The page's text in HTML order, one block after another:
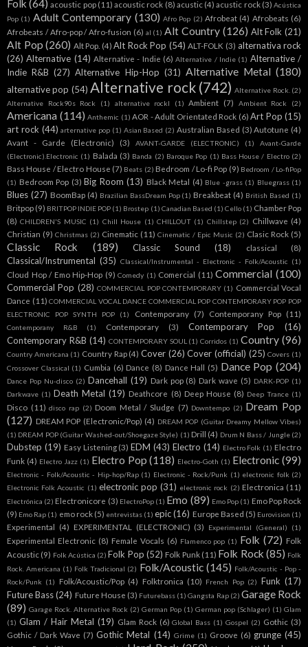
Folk (64) acoustic pop (11) acoustic rock (8) acustic (4) acustic rock (3) Acústica
Pop (1) Adult Contemporary (130) Afro Pop (2) Afrobeat (4) Afrobeats (6)
Afrobeats / Afro-pop / Afro-fusion (6) al (1) Alt Country (126) Alt Folk (21)
Alt Pop (260) Alt Pop. (4) Alt Rock Pop (54) ALT-FOLK (3) alternativa rock
(26) Alternative (14) Alternative - Indie (6) Alternative / Indie (1) Alternative /
Indie R&B (27) Alternative Hip-Hop (31) Alternative Metal (180)
alternative pop (54) Alternative rock (742) Alternative Rock. (2)
Alternative Rock90s Rock
(1) alternative rockl (1) Ambient (7) Ambient Rock (2)
Americana (114) Anthemic (1) AOR - Adult Orientated Rock (6) Art Pop (15)
art rock (44) arternative pop (1) Asian Based (2) Australian Based (3) Autotune (4)
Avant - Garde (Electronic)
(3) AVANT-GARDE (ELECTRONIC) (1)
Avant-Garde
(Electronic).Electronic (1) Balada (3) Banda (2) Baroque Pop (1) Bass House / Electro (2)
Bass House / Electro House (7) Beats (2) Bedroom / Lo-fi Pop (9) Bedroom / Lo-fiPop
(1) Bedroom Pop (3) Big Room (13) Black Metal (4) Blue -grass (1) Bluegrass (1)
Blues (27) BoomBap (4) Brazilian BassDream Pop (1) Breakbeat (4) British Based (1)
Britpop (9) BRITPOP INDIE POP (1) Brostep (1) Canadian Based (1) Cello (1) Chamber Pop
(8) CHILDREN'S MUSIC (1) Chill House (1) CHILLOUT (1) Chillstep (2) Chillwave (4)
Christian (9) Christmas (2) Cinematic (11) Cinematic / Epic Music (2) Clasic Rock (5)
Classic Rock (189) Classic Sound (18) classical (8)
Classical/Instrumental (35) Classical/Instrumental - Electronic - Folk/Acoustic (1)
Cloud Hop / Emo Hip-Hop (9) Comedy (1) Comercial (11) Commercial (100)
Commercial Pop (28) COMMERCIAL POP CONTEMPORARY (1) Commercial Vocal
Dance (11) COMMERCIAL VOCAL DANCE COMMERCIAL POP CONTEMPORARY POP POP
ELECTRONIC POP SYNTH POP
(1) Contemporany (7) Contemporany Pop (11)
Contemporany R&B (1) Contemporary (3) Contemporary Pop
(16)
Contemporary R&B (14) CONTEMPORARY SOUL (1) Corridos (1) Country (96)
Country Americana (1) Country Rap (4) Cover (26) Cover (official) (25) Covers (1)
Crossover Classical (1) Cumbia (6) Dance (8) Dance Hall (5) Dance Pop (204)
Dance Pop Nu-disco (2) Dancehall (19) Dark pop (8) Dark wave (5) DARK-POP (1)
Darkwave (1) Death Metal (19) Deathcore (8) Deep House (8) Deep Trance (1)
Disco (11) disco rap (2) Doom Metal / Sludge (7) Downtempo (2) Dream Pop
(127) DREAM POP (Electronic/Pop) (4) DREAM POP (Guitar Dreamy Mellow Vibes)
(1) DREAM POP (Guitar Washed-out/Shoegaze Style) (1) Drill (4) Drum N Bass / Jungle (2)
Dubstep (19) Easy Listening (3) EDM (43) Electro (14) Electro Folk (1) Electro
Funk (4) Electro Jazz (1) Electro Pop (118) Electro-Goth (1) Electronic (99)
Electronic - Folk/Acoustic - Hip-hop/Rap (1) Electronic - Rock/Punk (1) electronic folk (2)
Electronic Folk Acoustic (1) electronic pop (31) electronic rock (2) Electronica (11)
Electrónica (2) Electronicore (3) ElectroPop (1) Emo (89) Emo Pop (1) Emo Pop Rock
(9) Emo Rap (1) emo rock (5) entrevistas (1) epic (16) Europe Based (5) Eurovision (1)
Experimental (4) EXPERIMENTAL (ELECTRONIC) (3) Experimental (General) (1)
Experimental Electronic (8) Female Vocals (6) Flamenco pop (1) Folk (72) Folk
Acoustic (9) Folk Acústica (2) Folk Pop (52) Folk Punk (11) Folk Rock (85) Folk
Rock. Americana (1) Folk Tradicional (2) Folk/Acoustic (145) Folk/Acoustic - Pop -
Rock/Punk (1) Folk/Acoustic/Pop (4) Folktronica (10) French Pop (2) Funk (17)
Future Bass (24) Future House (3) Futurebass (1) Gangsta Rap (2) Garage Rock
(89) Garage Rock. Alternative Rock (2) German Pop (1) German pop (Schlager) (1) Glam
(1) Glam / Hair Metal (19) Glam Rock (6) Global Bass (1) Gospel (2) Gothic (3)
Gothic / Dark Wave (7) Gothic Metal (14) Grime (1) Groove (6) grunge (45)